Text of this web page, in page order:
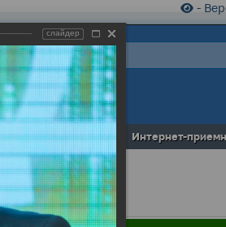
-
Открытый бюджет Интернет-
слайдер